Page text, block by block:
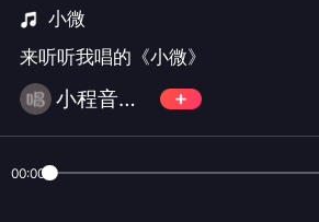
小微
来听听我唱的《小微》
小程音乐每天一首经典老歌
00:00